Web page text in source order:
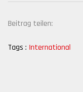
Beitrag teilen:
Tags : International